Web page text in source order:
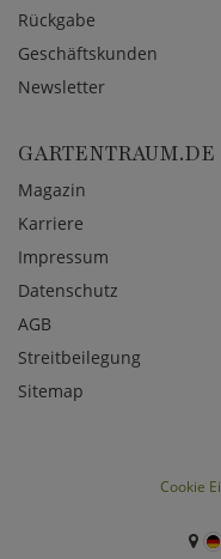
Rückgabe
Geschäftskunden
Newsletter
GARTENTRAUM.DE
Magazin
Karriere
Impressum
Datenschutz
AGB
Streitbeilegung
Sitemap
Cookie